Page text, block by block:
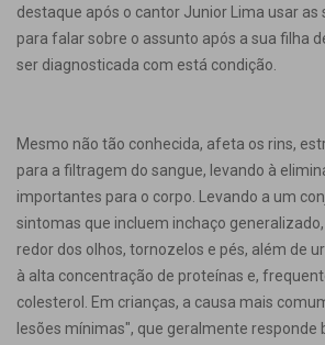
destaque após o cantor Junior Lima usar as
para falar sobre o assunto após a sua filha
ser diagnosticada com está condição.
Mesmo não tão conhecida, afeta os rins,
para a filtragem do sangue, levando à
importantes para o corpo. Levando a um
sintomas que incluem inchaço
redor dos olhos, tornozelos e pés, além de
à alta concentração de proteínas e,
colesterol. Em crianças, a causa mais
lesões mínimas", que geralmente